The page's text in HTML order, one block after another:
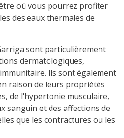
où vous pourrez profiter
des eaux thermales de
sont particulièrement
dermatologiques,
Ils sont également
raison de leurs propriétés
de l'hypertonie musculaire,
sanguin et des affections de
que les contractures ou les